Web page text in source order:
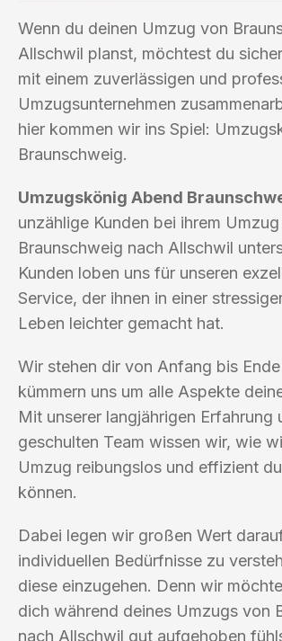
Wenn du deinen Umzug von
Allschwil planst, möchtest du
mit einem zuverlässigen und
Umzugsunternehmen
hier kommen wir ins Spiel:
Braunschweig.
Umzugskönig Abend
unzählige Kunden bei ihrem
Braunschweig nach Allschwil
Kunden loben uns für unseren
Service, der ihnen in einer
Leben leichter gemacht hat.
Wir stehen dir von Anfang bis
kümmern uns um alle Aspekte
Mit unserer langjährigen Erfahrung
geschulten Team wissen wir, wie
Umzug reibungslos und effizient
können.
Dabei legen wir großen Wert
individuellen Bedürfnisse zu
diese einzugehen. Denn wir
dich während deines Umzugs von
nach Allschwil gut aufgehoben